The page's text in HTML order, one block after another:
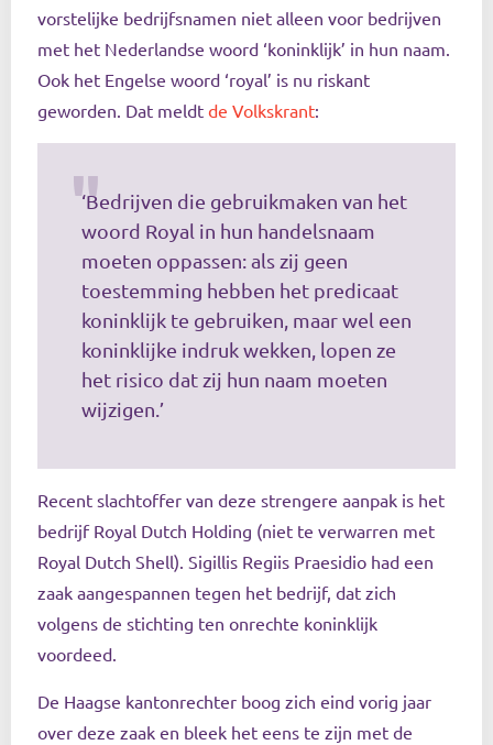
vorstelijke bedrijfsnamen niet alleen voor bedrijven
met het Nederlandse woord ‘koninklijk’ in hun naam.
Ook het Engelse woord ‘royal’ is nu riskant
geworden. Dat meldt de Volkskrant:
‘Bedrijven die gebruikmaken van het
woord Royal in hun handelsnaam
moeten oppassen: als zij geen
toestemming hebben het predicaat
koninklijk te gebruiken, maar wel een
koninklijke indruk wekken, lopen ze
het risico dat zij hun naam moeten
wijzigen.’
Recent slachtoffer van deze strengere aanpak is het
bedrijf Royal Dutch Holding (niet te verwarren met
Royal Dutch Shell). Sigillis Regiis Praesidio had een
zaak aangespannen tegen het bedrijf, dat zich
volgens de stichting ten onrechte koninklijk
voordeed.
De Haagse kantonrechter boog zich eind vorig jaar
over deze zaak en bleek het eens te zijn met de